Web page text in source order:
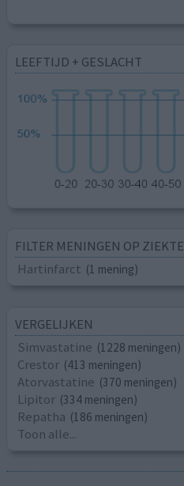
LEEFTIJD + GESLACHT
FILTER MENINGEN OP ZIEKTE
Hartinfarct (1 mening)
VERGELIJKEN
Simvastatine (1228 meningen)
Crestor (413 meningen)
Atorvastatine (370 meningen)
Lipitor (334 meningen)
Repatha (186 meningen)
Toon alle...